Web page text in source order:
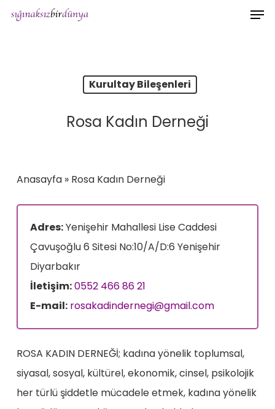
Skip
Kurultay Bileşenleri
Rosa Kadın Derneği
Anasayfa» Rosa Kadın Derneği
Adres:Yenişehir Mahallesi Lise Caddesi
Çavuşoğlu 6 Sitesi No:10/A/D:6 Yenişehir
Diyarbakır
İletişim:0552 466 86 21
E-mail: rosakadindernegi@gmail.com
ROSA KADIN DERNEĞİ; kadına yönelik toplumsal,
siyasal, sosyal, kültürel, ekonomik, cinsel, psikolojik
her türlü şiddetle mücadele etmek, kadına yönelik